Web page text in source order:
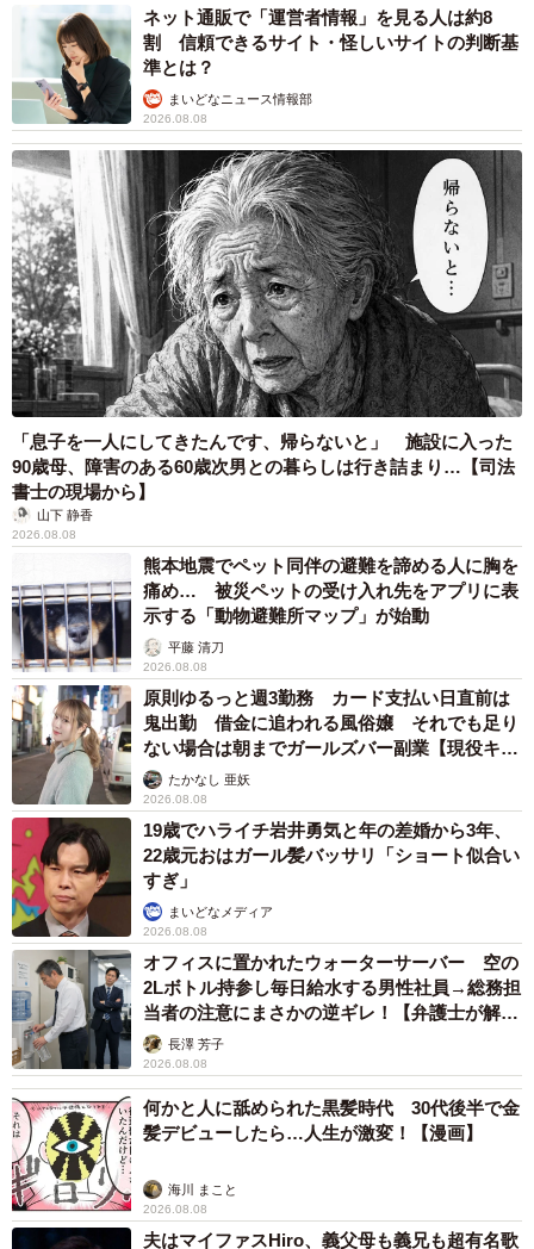
ネット通販で「運営者情報」を見る人は約8
割 信頼できるサイト・怪しいサイトの判断基
準とは？
まいどなニュース情報部
2026.08.08
「息子を一人にしてきたんです、帰らないと」 施設に入った
90歳母、障害のある60歳次男との暮らしは行き詰まり…【司法
書士の現場から】
山下 静香
2026.08.08
熊本地震でペット同伴の避難を諦める人に胸を
痛め… 被災ペットの受け入れ先をアプリに表
示する「動物避難所マップ」が始動
平藤 清刀
2026.08.08
原則ゆるっと週3勤務 カード支払い日直前は
鬼出勤 借金に追われる風俗嬢 それでも足り
ない場合は朝までガールズバー副業【現役キャ
ストに取材】
たかなし 亜妖
2026.08.08
19歳でハライチ岩井勇気と年の差婚から3年、
22歳元おはガール髪バッサリ「ショート似合い
すぎ」
まいどなメディア
2026.08.08
オフィスに置かれたウォーターサーバー 空の
2Lボトル持参し毎日給水する男性社員→総務担
当者の注意にまさかの逆ギレ！【弁護士が解
説】長澤 芳子
2026.08.08
何かと人に舐められた黒髪時代 30代後半で金
髪デビューしたら…人生が激変！【漫画】
海川 まこと
2026.08.08
夫はマイファスHiro、義父母も義兄も超有名歌